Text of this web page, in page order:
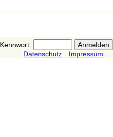
Kennwort:
Datenschutz
Impressum